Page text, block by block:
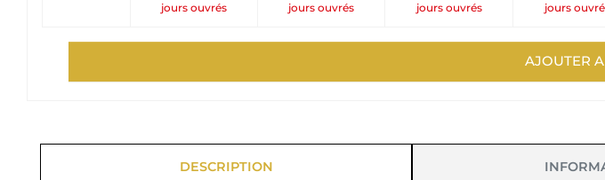
jours ouvrés
jours ouvrés
jours ouvrés
jours
AJOUTER
DESCRIPTION